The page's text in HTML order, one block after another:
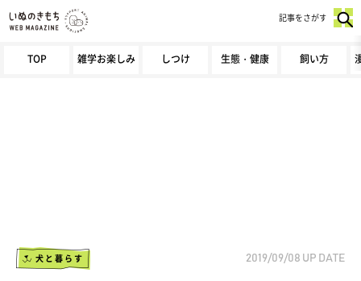
TOP 雑学お楽しみ しつけ 生態・健康 飼い方
記事をさがす
犬と暮らす 2019/09/08 UP DATE